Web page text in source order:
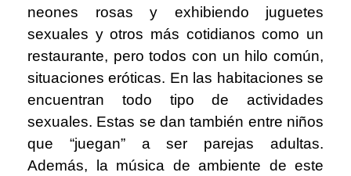
neones rosas y exhibiendo juguetes
sexuales y otros más cotidianos como un
restaurante, pero todos con un hilo común,
situaciones eróticas. En las habitaciones se
encuentran todo tipo de actividades
sexuales. Estas se dan también entre niños
que “juegan” a ser parejas adultas.
Además, la música de ambiente de este